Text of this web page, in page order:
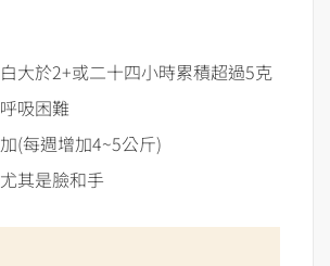
大於2+或二十四小時累積超過5克
吸困難
(每週增加4~5公斤)
其是臉和手